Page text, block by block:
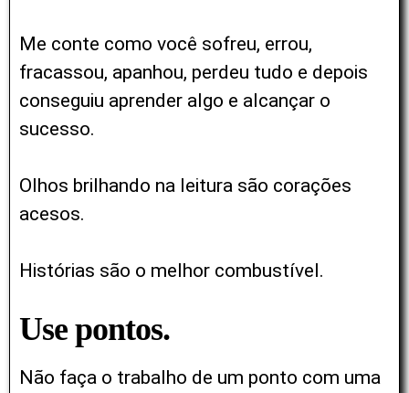
Me conte como você sofreu, errou,
fracassou, apanhou, perdeu tudo e depois
conseguiu aprender algo e alcançar o
sucesso.
Olhos brilhando na leitura são corações
acesos.
Histórias são o melhor combustível.
Use pontos.
Não faça o trabalho de um ponto com uma